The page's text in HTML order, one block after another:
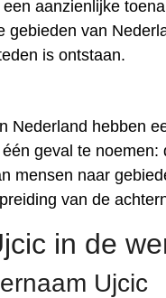
aanzienlijke
van
is ontstaan.
Nederland hebben
geval te noemen:
mensen naar
van de
in de
Ujcic